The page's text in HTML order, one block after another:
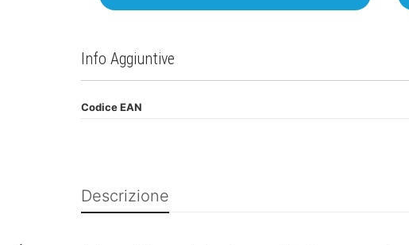
Info Aggiuntive
Codice EAN
Descrizione